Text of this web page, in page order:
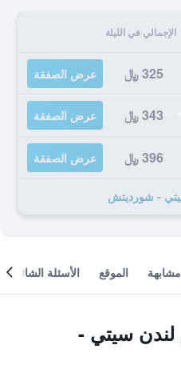
الإجمالي في الليلة
325 ﷼ عرض الصفقة
343 ﷼ عرض الصفقة
396 ﷼ عرض الصفقة
الموقع الأسئلة الشائعة
سيتي -